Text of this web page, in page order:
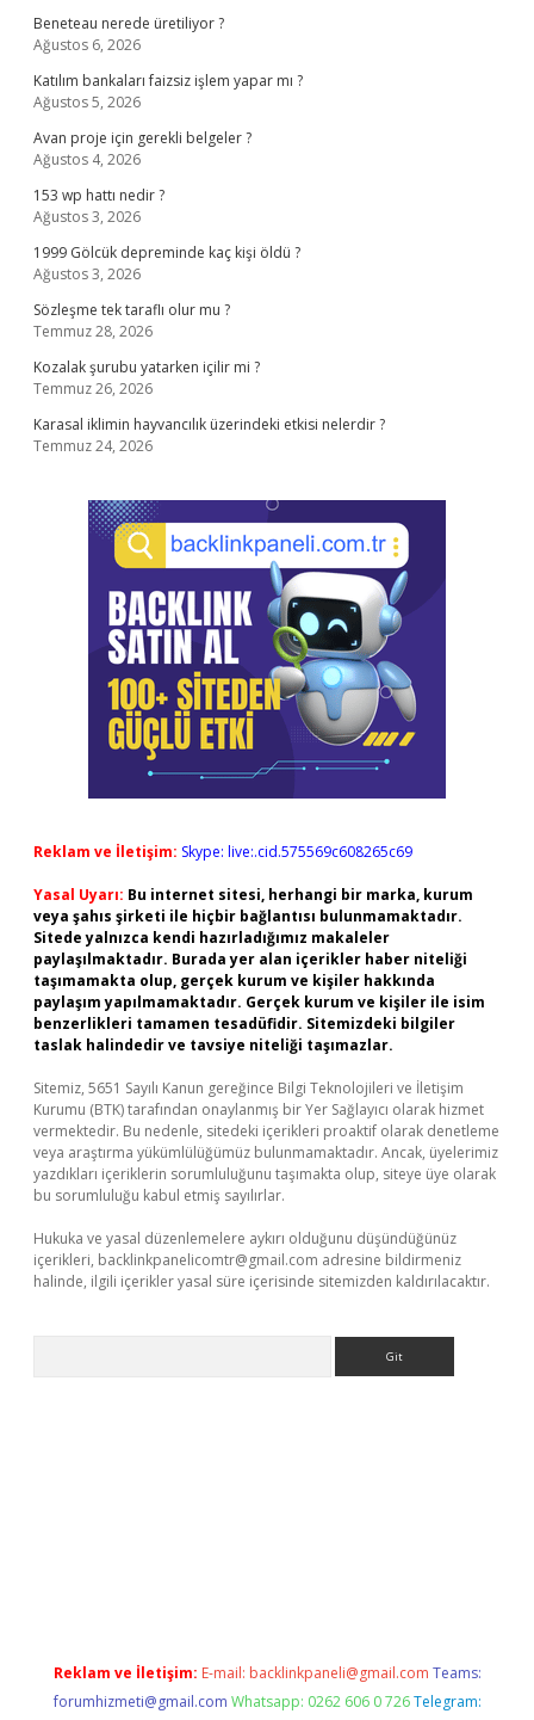
Beneteau nerede üretiliyor ?
Ağustos 6, 2026
Katılım bankaları faizsiz işlem yapar mı ?
Ağustos 5, 2026
Avan proje için gerekli belgeler ?
Ağustos 4, 2026
153 wp hattı nedir ?
Ağustos 3, 2026
1999 Gölcük depreminde kaç kişi öldü ?
Ağustos 3, 2026
Sözleşme tek taraflı olur mu ?
Temmuz 28, 2026
Kozalak şurubu yatarken içilir mi ?
Temmuz 26, 2026
Karasal iklimin hayvancılık üzerindeki etkisi nelerdir ?
Temmuz 24, 2026
Reklam ve İletişim: Skype: live:.cid.575569c608265c69
Yasal Uyarı: Bu internet sitesi, herhangi bir marka, kurum
veya şahıs şirketi ile hiçbir bağlantısı bulunmamaktadır.
Sitede yalnızca kendi hazırladığımız makaleler
paylaşılmaktadır. Burada yer alan içerikler haber niteliği
taşımamakta olup, gerçek kurum ve kişiler hakkında
paylaşım yapılmamaktadır. Gerçek kurum ve kişiler ile isim
benzerlikleri tamamen tesadüfidir. Sitemizdeki bilgiler
taslak halindedir ve tavsiye niteliği taşımazlar.
Sitemiz, 5651 Sayılı Kanun gereğince Bilgi Teknolojileri ve İletişim
Kurumu (BTK) tarafından onaylanmış bir Yer Sağlayıcı olarak hizmet
vermektedir. Bu nedenle, sitedeki içerikleri proaktif olarak denetleme
veya araştırma yükümlülüğümüz bulunmamaktadır. Ancak, üyelerimiz
yazdıkları içeriklerin sorumluluğunu taşımakta olup, siteye üye olarak
bu sorumluluğu kabul etmiş sayılırlar.
Hukuka ve yasal düzenlemelere aykırı olduğunu düşündüğünüz
içerikleri, backlinkpanelicomtr@gmail.com adresine bildirmeniz
halinde, ilgili içerikler yasal süre içerisinde sitemizden kaldırılacaktır.
Reklam ve İletişim: E-mail: backlinkpaneli@gmail.com Teams:
forumhizmeti@gmail.com Whatsapp: 0262 606 0 726 Telegram: